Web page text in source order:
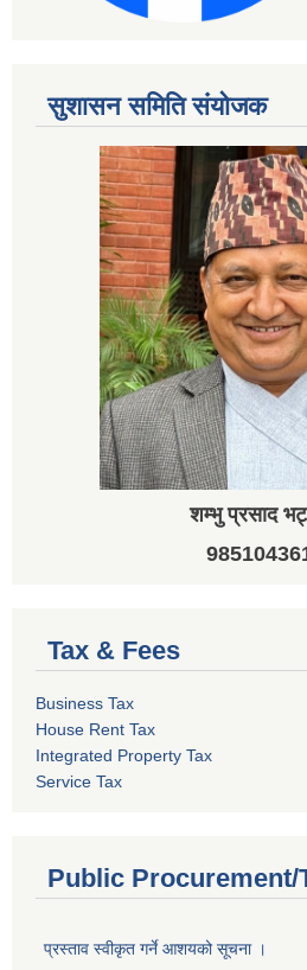
सुशासन समिति संयोजक
शम्भु प्रसाद
Tax & Fees
Business Tax
House Rent Tax
Integrated Property Tax
Service Tax
Public Procurement/
प्रस्ताव स्वीकृत गर्ने आशयको सूचना ।